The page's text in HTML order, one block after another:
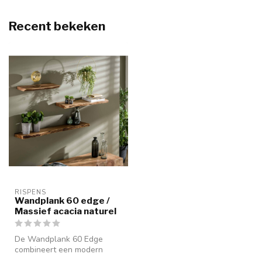
Recent bekeken
RISPENS
Wandplank 60 edge /
Massief acacia naturel
De Wandplank 60 Edge
combineert een modern